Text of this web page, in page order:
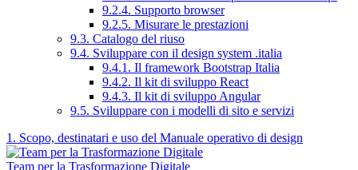
9.2.4. Supporto browser
9.2.5. Misurare le prestazioni
9.3. Catalogo del riuso
9.4. Sviluppare con il design system .italia
9.4.1. Il framework Bootstrap Italia
9.4.2. Il kit di sviluppo React
9.4.3. Il kit di sviluppo Angular
9.5. Sviluppare con i modelli di sito e servizi
1. Scopo, destinatari e uso del Manuale operativo di design
Team per la Trasformazione Digitale